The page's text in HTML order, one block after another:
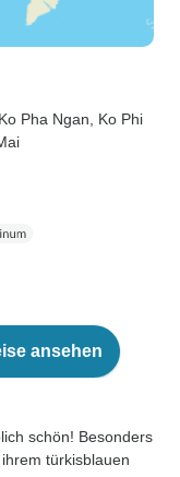
Ko Pha Ngan , Ko Phi
ansehen
schön! Besonders
türkisblauen